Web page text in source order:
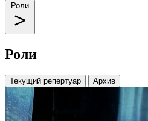
Роли
Роли
Текущий репертуар Архив